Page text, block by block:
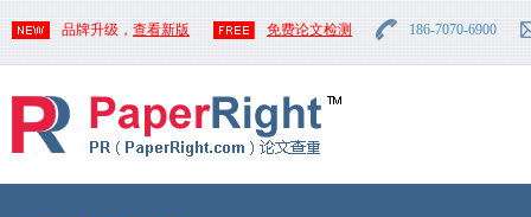
品牌升级， 查看新版 免费论文检测 186-7070-6900